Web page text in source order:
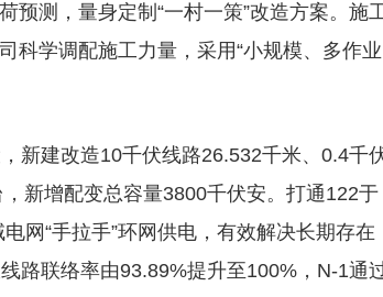
预测，量身定制“一村一策”改造方案。施
科学调配施工力量，采用“小规模、多作业
新建改造10千伏线路26.532千米、0.4千
新增配变总容量3800千伏安。打通122于
网“手拉手”环网供电，有效解决长期存在
路联络率由93.89%提升至100%，N-1通